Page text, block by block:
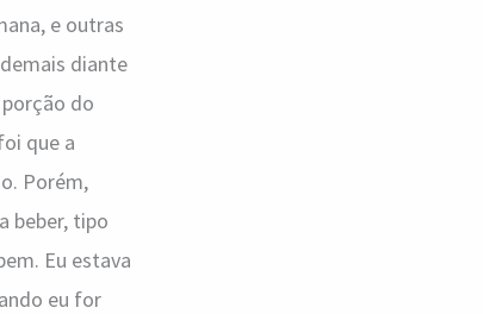
e outras
diante
do
que a
Porém,
beber, tipo
Eu estava
eu for